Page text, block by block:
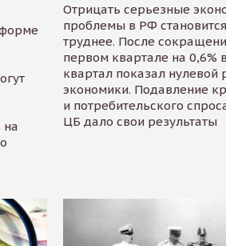
на
Отрицать серьезные
проблемы в РФ
труднее. После
первом квартале на 0,6%
квартал показал нулевой
экономики. Подавление
и потребительского
ЦБ дало свои результаты